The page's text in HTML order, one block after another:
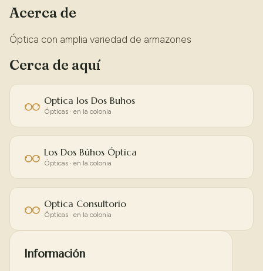
Acerca de
Óptica con amplia variedad de armazones
Cerca de aquí
Optica los Dos Buhos
Ópticas · en la colonia
Los Dos Búhos Óptica
Ópticas · en la colonia
Optica Consultorio
Ópticas · en la colonia
Información